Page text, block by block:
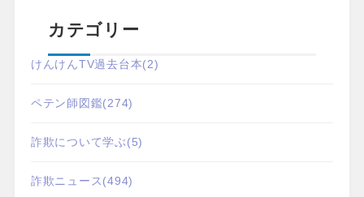
カテゴリー
けんけんTV過去台本(2)
ペテン師図鑑(274)
詐欺について学ぶ(5)
詐欺ニュース(494)